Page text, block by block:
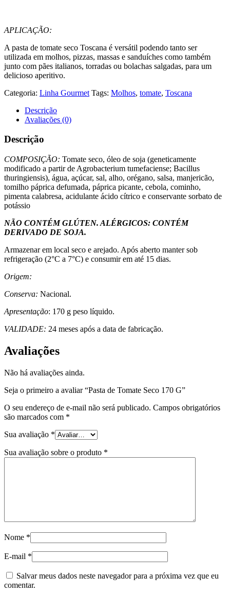
APLICAÇÃO:
A pasta de tomate seco Toscana é versátil podendo tanto ser
utilizada em molhos, pizzas, massas e sanduíches como também
junto com pães italianos, torradas ou bolachas salgadas, para um
delicioso aperitivo.
Categoria: Linha Gourmet Tags: Molhos, tomate, Toscana
Descrição
Avaliações (0)
Descrição
COMPOSIÇÃO: Tomate seco, óleo de soja (geneticamente
modificado a partir de Agrobacterium tumefaciense; Bacillus
thuringiensis), água, açúcar, sal, alho, orégano, salsa, manjericão,
tomilho páprica defumada, páprica picante, cebola, cominho,
pimenta calabresa, acidulante ácido cítrico e conservante sorbato de
potássio
NÃO CONTÉM GLÚTEN. ALÉRGICOS: CONTÉM
DERIVADO DE SOJA.
Armazenar em local seco e arejado. Após aberto manter sob
refrigeração (2°C a 7°C) e consumir em até 15 dias.
Origem:
Conserva: Nacional.
Apresentação: 170 g peso líquido.
VALIDADE: 24 meses após a data de fabricação.
Avaliações
Não há avaliações ainda.
Seja o primeiro a avaliar “Pasta de Tomate Seco 170 G”
O seu endereço de e-mail não será publicado. Campos obrigatórios
são marcados com *
Sua avaliação *
Sua avaliação sobre o produto *
Nome *
E-mail *
Salvar meus dados neste navegador para a próxima vez que eu
comentar.